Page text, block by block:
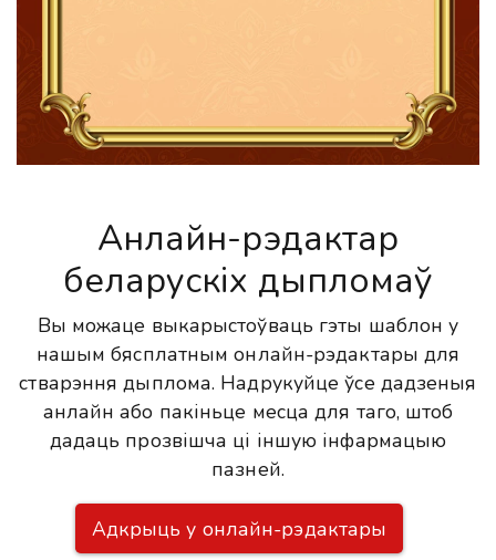
Анлайн-рэдактар
беларускіх дыпломаў
Вы можаце выкарыстоўваць гэты шаблон у
нашым бясплатным онлайн-рэдактары для
стварэння дыплома. Надрукуйце ўсе дадзеныя
анлайн або пакіньце месца для таго, штоб
дадаць прозвішча ці іншую інфармацыю
пазней.
Адкрыць у онлайн-рэдактары